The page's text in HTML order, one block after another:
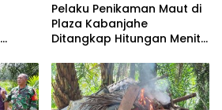
Pelaku Penikaman Maut di
Plaza Kabanjahe
Ditangkap Hitungan Menit,